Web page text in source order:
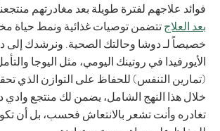
فوائد علاجهم لفترة طويلة بعد مغادرتهم
بعد العلاجتتضمن توصيات غذائية ونمط
خصيصاً لـ دوشا وحالتك الصحية. ونرشدك
الأيورفيدا في روتينك اليومي، مثل اليوجا
(تمارين التنفس) للحفاظ على التوازن الذي
خلال هذا النهج الشامل، يضمن لك منتجع وادي
تغادره وأنت تشعر بالانتعاش فحسب، بل أن